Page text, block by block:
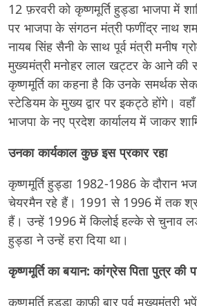
12 फ़रवरी को कृष्णमूर्ति हुड्डा भाजपा में
पर भाजपा के संगठन मंत्री फणींद्र नाथ
नायब सिंह सैनी के साथ पूर्व मंत्री मनीष
मुख्यमंत्री मनोहर लाल खट्टर के आने की
कृष्णमूर्ति का कहना है कि उनके समर्थक
स्टेडियम के मुख्य द्वार पर इकट्ठे होंगे।
भाजपा के नए प्रदेश कार्यालय में जाकर
उनका कार्यकाल कुछ इस प्रकार रहा
कृष्णमूर्ति हुड्डा 1982-1986 के दौरान
चेयरमैन रहे हैं। 1991 से 1996 में तक
हैं। उन्हें 1996 में किलोई हल्के से चुनाव
हुड्डा ने उन्हें हरा दिया था।
कृष्णमूर्ति का बयान: कांग्रेस पिता पुत्र की
कृष्णमूर्ति हुड्डा काफ़ी बार पूर्व मुख्यमंत्री